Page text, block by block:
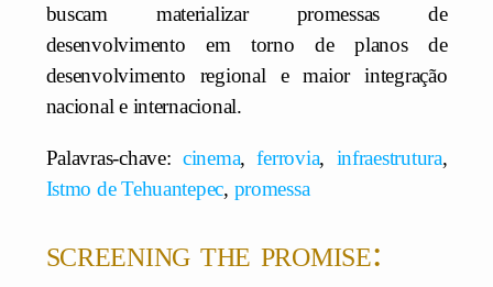
buscam materializar promessas de
desenvolvimento em torno de planos de
desenvolvimento regional e maior integração
nacional e internacional.
Palavras-chave: cinema,ferrovia, infraestrutura,
Istmo de Tehuantepec, promessa
screening the promise: